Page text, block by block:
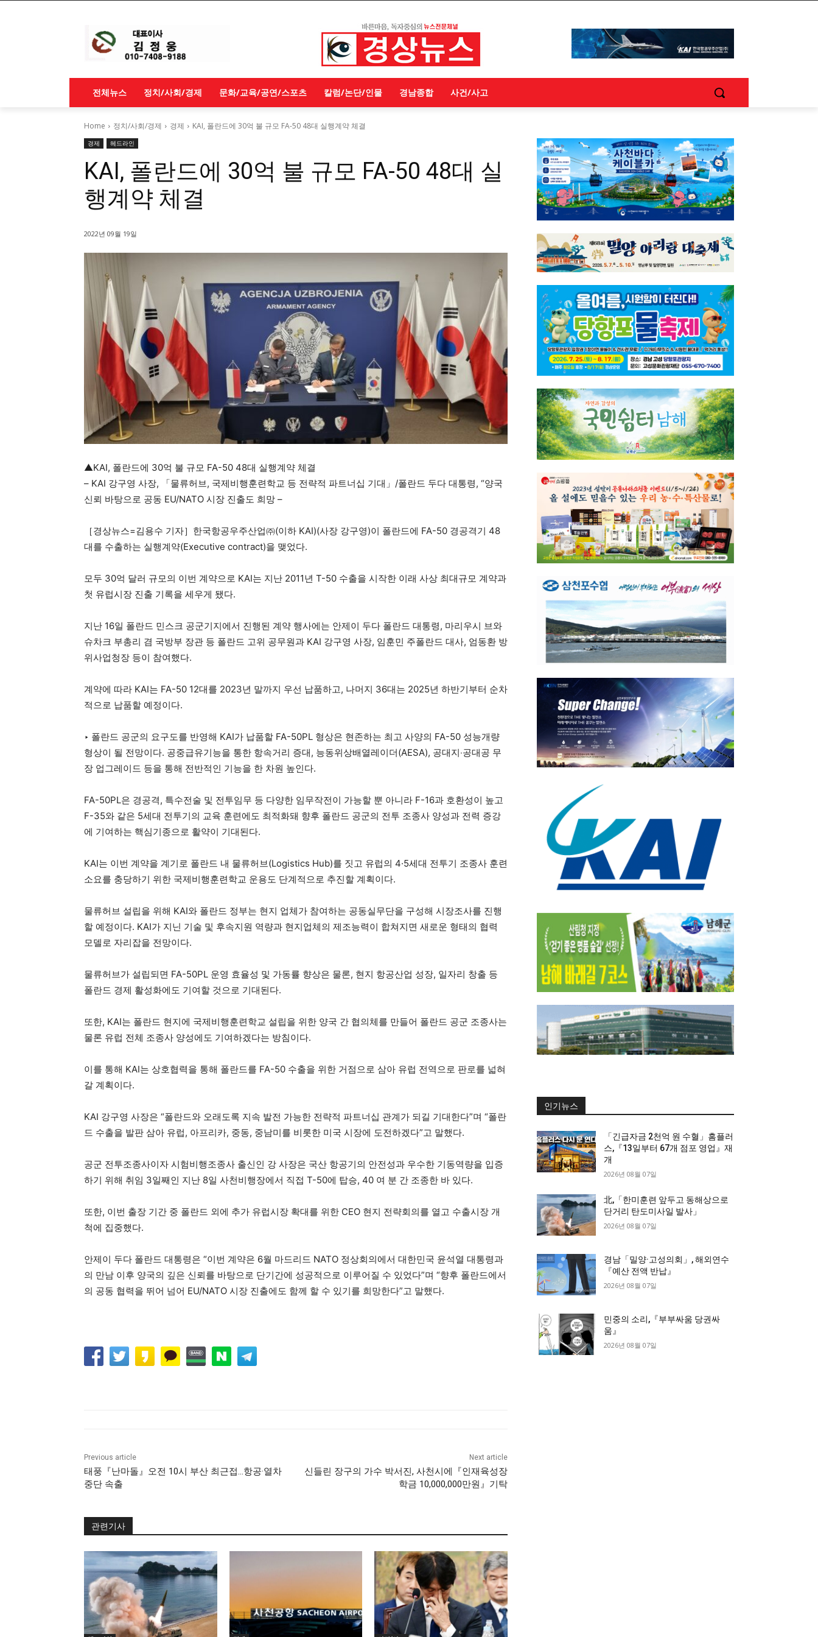
전체뉴스 정치/사회/경제 문화/교육/공연/스포츠 칼럼/논단/인물 경남종합 사건/사고
Home 정치/사회/경제 경제 KAI, 폴란드에 30억 불 규모 FA-50 48대 실행계약 체결
경제 헤드라인
KAI, 폴란드에 30억 불 규모 FA-50 48대 실
행계약 체결
2022년 09월 19일
▲KAI, 폴란드에 30억 불 규모 FA-50 48대 실행계약 체결
– KAI 강구영 사장, 「물류허브, 국제비행훈련학교 등 전략적 파트너십 기대」/폴란드 두다 대통령, “양국
신뢰 바탕으로 공동 EU/NATO 시장 진출도 희망 –
［경상뉴스=김용수 기자］한국항공우주산업㈜(이하 KAI)(사장 강구영)이 폴란드에 FA-50 경공격기 48
대를 수출하는 실행계약(Executive contract)을 맺었다.
모두 30억 달러 규모의 이번 계약으로 KAI는 지난 2011년 T-50 수출을 시작한 이래 사상 최대규모 계약과
첫 유럽시장 진출 기록을 세우게 됐다.
지난 16일 폴란드 민스크 공군기지에서 진행된 계약 행사에는 안제이 두다 폴란드 대통령, 마리우시 브와
슈차크 부총리 겸 국방부 장관 등 폴란드 고위 공무원과 KAI 강구영 사장, 임훈민 주폴란드 대사, 엄동환 방
위사업청장 등이 참여했다.
계약에 따라 KAI는 FA-50 12대를 2023년 말까지 우선 납품하고, 나머지 36대는 2025년 하반기부터 순차
적으로 납품할 예정이다.
‣ 폴란드 공군의 요구도를 반영해 KAI가 납품할 FA-50PL 형상은 현존하는 최고 사양의 FA-50 성능개량
형상이 될 전망이다. 공중급유기능을 통한 항속거리 증대, 능동위상배열레이더(AESA), 공대지‧공대공 무
장 업그레이드 등을 통해 전반적인 기능을 한 차원 높인다.
FA-50PL은 경공격, 특수전술 및 전투임무 등 다양한 임무작전이 가능할 뿐 아니라 F-16과 호환성이 높고
F-35와 같은 5세대 전투기의 교육 훈련에도 최적화돼 향후 폴란드 공군의 전투 조종사 양성과 전력 증강
에 기여하는 핵심기종으로 활약이 기대된다.
KAI는 이번 계약을 계기로 폴란드 내 물류허브(Logistics Hub)를 짓고 유럽의 4·5세대 전투기 조종사 훈련
소요를 충당하기 위한 국제비행훈련학교 운용도 단계적으로 추진할 계획이다.
물류허브 설립을 위해 KAI와 폴란드 정부는 현지 업체가 참여하는 공동실무단을 구성해 시장조사를 진행
할 예정이다. KAI가 지닌 기술 및 후속지원 역량과 현지업체의 제조능력이 합쳐지면 새로운 형태의 협력
모델로 자리잡을 전망이다.
물류허브가 설립되면 FA-50PL 운영 효율성 및 가동률 향상은 물론, 현지 항공산업 성장, 일자리 창출 등
폴란드 경제 활성화에도 기여할 것으로 기대된다.
또한, KAI는 폴란드 현지에 국제비행훈련학교 설립을 위한 양국 간 협의체를 만들어 폴란드 공군 조종사는
물론 유럽 전체 조종사 양성에도 기여하겠다는 방침이다.
이를 통해 KAI는 상호협력을 통해 폴란드를 FA-50 수출을 위한 거점으로 삼아 유럽 전역으로 판로를 넓혀
갈 계획이다.
KAI 강구영 사장은 “폴란드와 오래도록 지속 발전 가능한 전략적 파트너십 관계가 되길 기대한다”며 “폴란
드 수출을 발판 삼아 유럽, 아프리카, 중동, 중남미를 비롯한 미국 시장에 도전하겠다”고 말했다.
공군 전투조종사이자 시험비행조종사 출신인 강 사장은 국산 항공기의 안전성과 우수한 기동역량을 입증
하기 위해 취임 3일째인 지난 8일 사천비행장에서 직접 T-50에 탑승, 40 여 분 간 조종한 바 있다.
또한, 이번 출장 기간 중 폴란드 외에 추가 유럽시장 확대를 위한 CEO 현지 전략회의를 열고 수출시장 개
척에 집중했다.
안제이 두다 폴란드 대통령은 “이번 계약은 6월 마드리드 NATO 정상회의에서 대한민국 윤석열 대통령과
의 만남 이후 양국의 깊은 신뢰를 바탕으로 단기간에 성공적으로 이루어질 수 있었다”며 “향후 폴란드에서
의 공동 협력을 뛰어 넘어 EU/NATO 시장 진출에도 함께 할 수 있기를 희망한다”고 말했다.
Previous article
태풍『난마돌』오전 10시 부산 최근접…항공·열차
중단 속출
Next article
신들린 장구의 가수 박서진, 사천시에『인재육성장
학금 10,000,000만원』기탁
관련기사
인기뉴스
「긴급자금 2천억 원 수혈」홈플러
스,『13일부터 67개 점포 영업』재
개
2026년 08월 07일
北,「한미훈련 앞두고 동해상으로
단거리 탄도미사일 발사」
2026년 08월 07일
경남「밀양·고성의회」, 해외연수
『예산 전액 반납』
2026년 08월 07일
민중의 소리,『부부싸움 당권싸
움』
2026년 08월 07일